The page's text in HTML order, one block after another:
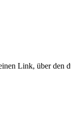
Link, über den